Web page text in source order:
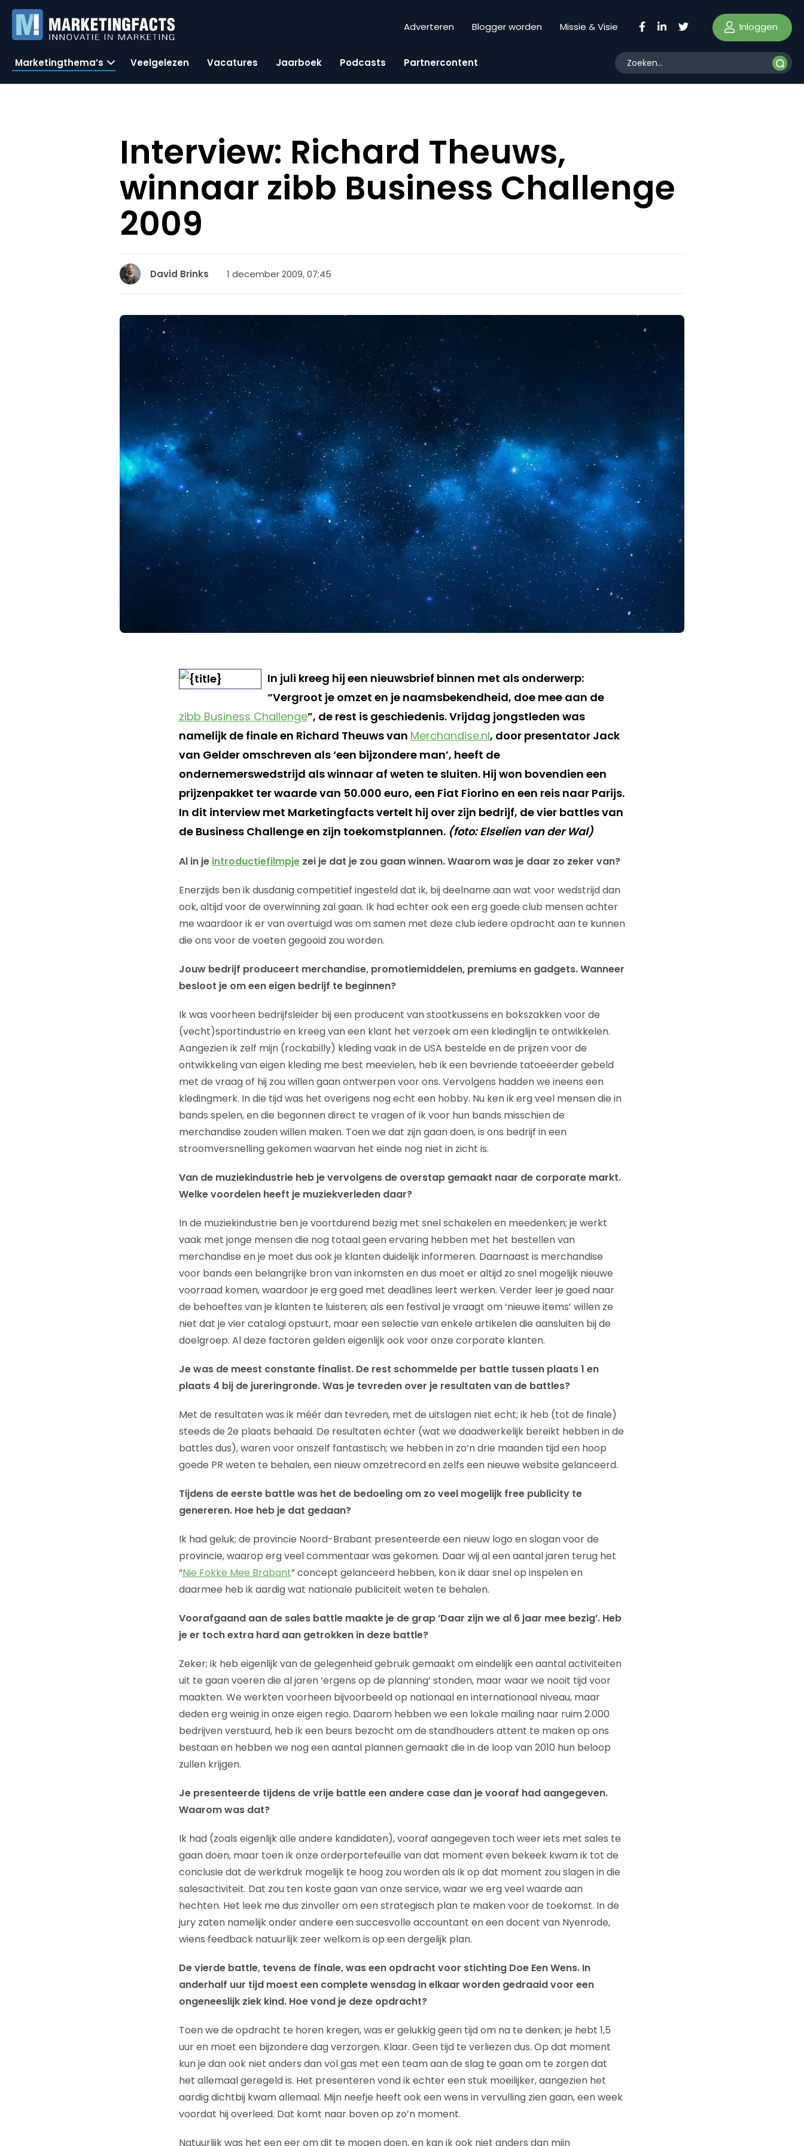
Adverteren Blogger worden Missie & Visie Inloggen
Marketingthema’s Veelgelezen Vacatures Jaarboek Podcasts Partnercontent
Interview: Richard Theuws,
winnaar zibb Business Challenge
2009
David Brinks 1 december 2009, 07:45
In juli kreeg hij een nieuwsbrief binnen met als onderwerp:
“Vergroot je omzet en je naamsbekendheid, doe mee aan de
zibb Business Challenge”, de rest is geschiedenis. Vrijdag jongstleden was
namelijk de finale en Richard Theuws van Merchandise.nl, door presentator Jack
van Gelder omschreven als ‘een bijzondere man’, heeft de
ondernemerswedstrijd als winnaar af weten te sluiten. Hij won bovendien een
prijzenpakket ter waarde van 50.000 euro, een Fiat Fiorino en een reis naar Parijs.
In dit interview met Marketingfacts vertelt hij over zijn bedrijf, de vier battles van
de Business Challenge en zijn toekomstplannen. (foto: Elselien van der Wal)
Al in je introductiefilmpjezei je dat je zou gaan winnen. Waarom was je daar zo zeker van?
Enerzijds ben ik dusdanig competitief ingesteld dat ik, bij deelname aan wat voor wedstrijd dan
ook, altijd voor de overwinning zal gaan. Ik had echter ook een erg goede club mensen achter
me waardoor ik er van overtuigd was om samen met deze club iedere opdracht aan te kunnen
die ons voor de voeten gegooid zou worden.
Jouw bedrijf produceert merchandise, promotiemiddelen, premiums en gadgets. Wanneer
besloot je om een eigen bedrijf te beginnen?
Ik was voorheen bedrijfsleider bij een producent van stootkussens en bokszakken voor de
(vecht)sportindustrie en kreeg van een klant het verzoek om een kledinglijn te ontwikkelen.
Aangezien ik zelf mijn (rockabilly) kleding vaak in de USA bestelde en de prijzen voor de
ontwikkeling van eigen kleding me best meevielen, heb ik een bevriende tatoeëerder gebeld
met de vraag of hij zou willen gaan ontwerpen voor ons. Vervolgens hadden we ineens een
kledingmerk. In die tijd was het overigens nog echt een hobby. Nu ken ik erg veel mensen die in
bands spelen, en die begonnen direct te vragen of ik voor hun bands misschien de
merchandise zouden willen maken. Toen we dat zijn gaan doen, is ons bedrijf in een
stroomversnelling gekomen waarvan het einde nog niet in zicht is.
Van de muziekindustrie heb je vervolgens de overstap gemaakt naar de corporate markt.
Welke voordelen heeft je muziekverleden daar?
In de muziekindustrie ben je voortdurend bezig met snel schakelen en meedenken; je werkt
vaak met jonge mensen die nog totaal geen ervaring hebben met het bestellen van
merchandise en je moet dus ook je klanten duidelijk informeren. Daarnaast is merchandise
voor bands een belangrijke bron van inkomsten en dus moet er altijd zo snel mogelijk nieuwe
voorraad komen, waardoor je erg goed met deadlines leert werken. Verder leer je goed naar
de behoeftes van je klanten te luisteren; als een festival je vraagt om ‘nieuwe items’ willen ze
niet dat je vier catalogi opstuurt, maar een selectie van enkele artikelen die aansluiten bij de
doelgroep. Al deze factoren gelden eigenlijk ook voor onze corporate klanten.
Je was de meest constante finalist. De rest schommelde per battle tussen plaats 1 en
plaats 4 bij de jureringronde. Was je tevreden over je resultaten van de battles?
Met de resultaten was ik méér dan tevreden, met de uitslagen niet echt; ik heb (tot de finale)
steeds de 2e plaats behaald. De resultaten echter (wat we daadwerkelijk bereikt hebben in de
battles dus), waren voor onszelf fantastisch; we hebben in zo’n drie maanden tijd een hoop
goede PR weten te behalen, een nieuw omzetrecord en zelfs een nieuwe website gelanceerd.
Tijdens de eerste battle was het de bedoeling om zo veel mogelijk free publicity te
genereren. Hoe heb je dat gedaan?
Ik had geluk; de provincie Noord-Brabant presenteerde een nieuw logo en slogan voor de
provincie, waarop erg veel commentaar was gekomen. Daar wij al een aantal jaren terug het
“Nie Fokke Mee Brabant” concept gelanceerd hebben, kon ik daar snel op inspelen en
daarmee heb ik aardig wat nationale publiciteit weten te behalen.
Voorafgaand aan de sales battle maakte je de grap ‘Daar zijn we al 6 jaar mee bezig’. Heb
je er toch extra hard aan getrokken in deze battle?
Zeker; ik heb eigenlijk van de gelegenheid gebruik gemaakt om eindelijk een aantal activiteiten
uit te gaan voeren die al jaren ‘ergens op de planning’ stonden, maar waar we nooit tijd voor
maakten. We werkten voorheen bijvoorbeeld op nationaal en internationaal niveau, maar
deden erg weinig in onze eigen regio. Daarom hebben we een lokale mailing naar ruim 2.000
bedrijven verstuurd, heb ik een beurs bezocht om de standhouders attent te maken op ons
bestaan en hebben we nog een aantal plannen gemaakt die in de loop van 2010 hun beloop
zullen krijgen.
Je presenteerde tijdens de vrije battle een andere case dan je vooraf had aangegeven.
Waarom was dat?
Ik had (zoals eigenlijk alle andere kandidaten), vooraf aangegeven toch weer iets met sales te
gaan doen, maar toen ik onze orderportefeuille van dat moment even bekeek kwam ik tot de
conclusie dat de werkdruk mogelijk te hoog zou worden als ik op dat moment zou slagen in die
salesactiviteit. Dat zou ten koste gaan van onze service, waar we erg veel waarde aan
hechten. Het leek me dus zinvoller om een strategisch plan te maken voor de toekomst. In de
jury zaten namelijk onder andere een succesvolle accountant en een docent van Nyenrode,
wiens feedback natuurlijk zeer welkom is op een dergelijk plan.
De vierde battle, tevens de finale, was een opdracht voor stichting Doe Een Wens. In
anderhalf uur tijd moest een complete wensdag in elkaar worden gedraaid voor een
ongeneeslijk ziek kind. Hoe vond je deze opdracht?
Toen we de opdracht te horen kregen, was er gelukkig geen tijd om na te denken; je hebt 1,5
uur en moet een bijzondere dag verzorgen. Klaar. Geen tijd te verliezen dus. Op dat moment
kun je dan ook niet anders dan vol gas met een team aan de slag te gaan om te zorgen dat
het allemaal geregeld is. Het presenteren vond ik echter een stuk moeilijker, aangezien het
aardig dichtbij kwam allemaal. Mijn neefje heeft ook een wens in vervulling zien gaan, een week
voordat hij overleed. Dat komt naar boven op zo’n moment.
Natuurlijk was het een eer om dit te mogen doen, en kan ik ook niet anders dan mijn